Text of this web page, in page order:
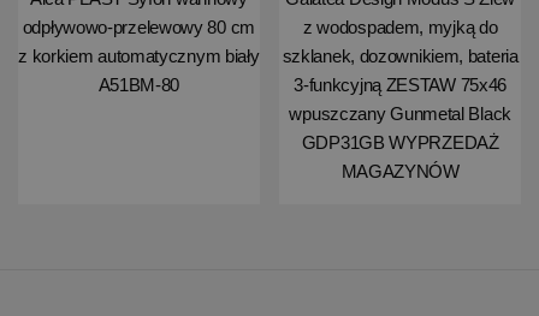
odpływowo-przelewowy 80 cm
z korkiem automatycznym biały
A51BM-80
z wodospadem, myjką do
szklanek, dozownikiem, bateria
3-funkcyjną ZESTAW 75x46
wpuszczany Gunmetal Black
GDP31GB WYPRZEDAŻ
MAGAZYNÓW